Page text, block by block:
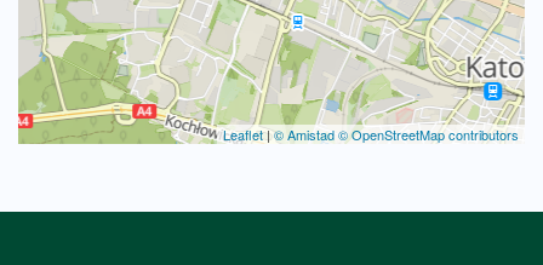
Leaflet|© Amistad© OpenStreetMap contributors